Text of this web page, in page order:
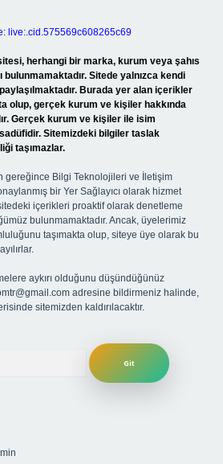
live:.cid.575569c608265c69
herhangi bir marka, kurum veya şahıs
bulunmamaktadır. Sitede yalnızca kendi
paylaşılmaktadır. Burada yer alan içerikler
olup, gerçek kurum ve kişiler hakkında
Gerçek kurum ve kişiler ile isim
Sitemizdeki bilgiler taslak
taşımazlar.
gereğince Bilgi Teknolojileri ve İletişim
bir Yer Sağlayıcı olarak hizmet
içerikleri proaktif olarak denetleme
bulunmamaktadır. Ancak, üyelerimiz
taşımakta olup, siteye üye olarak bu
aykırı olduğunu düşündüğünüz
adresine bildirmeniz halinde,
sitemizden kaldırılacaktır.